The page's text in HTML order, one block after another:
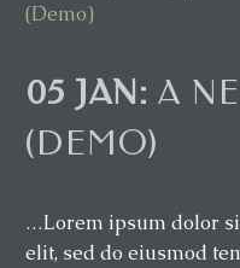
(Demo)
05 JAN:A
(DEMO)
…Lorem ipsum dolor
elit, sed do eiusmod